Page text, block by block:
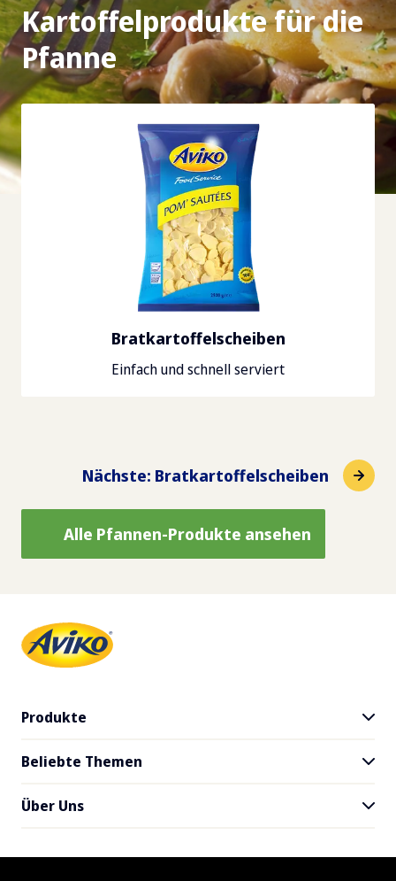
Nächste: Bratkartoffelscheiben
Kartoffelprodukte für die
Pfanne
Bratkartoffelscheiben
Einfach und schnell serviert
Alle Pfannen-Produkte ansehen
Produkte
Alle Produkte
SuperCrunch
Beliebte Themen
Blog
Über Uns
Nachhaltigkeit